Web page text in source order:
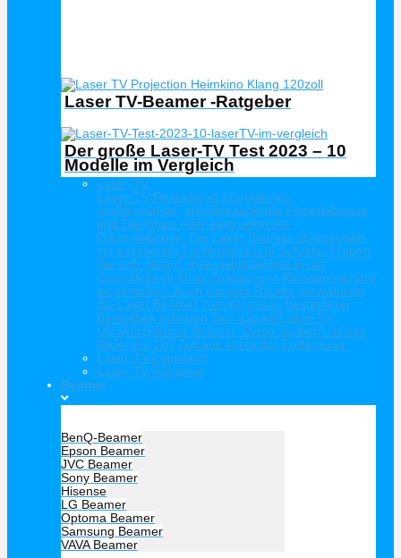
Laser TV-Beamer -Ratgeber
Der große Laser-TV Test 2023 – 10
Modelle im Vergleich
Laser TV
Laser-TV Projektoren ermöglichen
großformatige, atemberaubende Filmerlebnisse
und Diashows oder eindrucksvolle
Präsentationen. Die Laser Beamer überzeugen
mit exzellenter Farbbrillanz und Schärfe. Freuen
Sie sich darauf, Ihre Lieblingsfilme in der
Gemütlichkeit Ihres Zuhauses in Kinoatmosphäre
zu genießen. Auch kleinere Räume verwandeln
die Laser Beamer zum Kinosaal. Besonderer
Beliebtheit erfreuen Sich aktuell Laser-TV
Ultrakurzdistanz Beamer. Diese zaubern riesige
Bilder bis 120 Zoll aus kürzester Entfernung.
Laser-TV Leinwand
Laser TV Ratgeber
Beamer
BenQ-Beamer
Epson Beamer
JVC Beamer
Sony Beamer
Hisense
LG Beamer
Optoma Beamer
Samsung Beamer
VAVA Beamer